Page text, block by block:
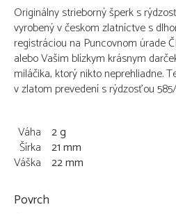
Originálny strieborný šperk s
vyrobený v českom zlatníctve s
registráciou na Puncovnom úrade
alebo Vašim blízkym krásnym
miláčika, ktorý nikto neprehliadne.
v zlatom prevedení s rýdzosťou
Váha 2 g
Šírka 21 mm
Váška 22 mm
Povrch